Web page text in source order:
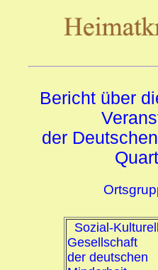
Bericht über
der